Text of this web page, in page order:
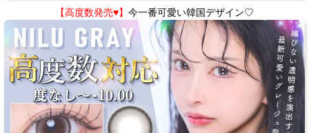
【高度数発売♥】 今一番可愛い韓国デザイン♡